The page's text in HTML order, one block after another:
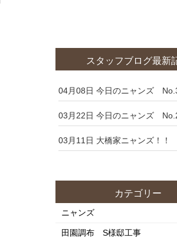
スタッフブログ最新
04月08日 今日のニャンズ
03月22日 今日のニャンズ
03月11日 大橋家ニャンズ！！
カテゴリー
ニャンズ
田園調布 S様邸工事